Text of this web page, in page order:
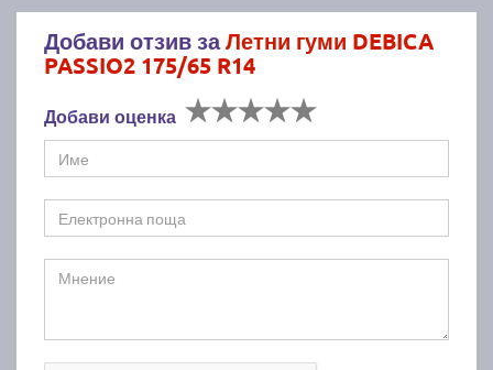
Добави отзив заЛетни гуми DEBICA
PASSIO2 175/65 R14
Добави оценка